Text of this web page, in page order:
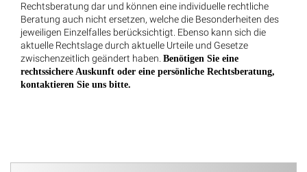
Rechtsberatung dar und können eine individuelle rechtliche
Beratung auch nicht ersetzen, welche die Besonderheiten des
jeweiligen Einzelfalles berücksichtigt. Ebenso kann sich die
aktuelle Rechtslage durch aktuelle Urteile und Gesetze
zwischenzeitlich geändert haben. Benötigen Sie eine
rechtssichere Auskunft oder eine persönliche Rechtsberatung,
kontaktieren Sie uns bitte.